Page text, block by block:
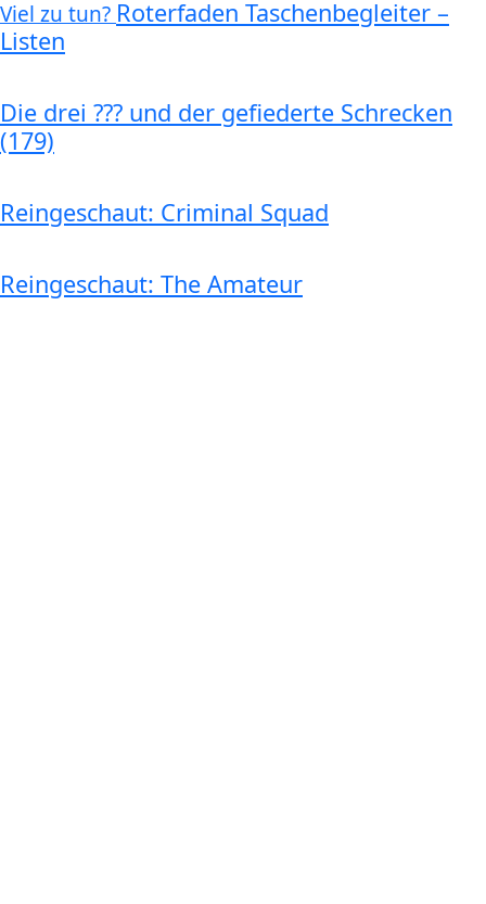
Viel zu tun? Roterfaden Taschenbegleiter –
Listen
Die drei ??? und der gefiederte Schrecken
(179)
Reingeschaut: Criminal Squad
Reingeschaut: The Amateur